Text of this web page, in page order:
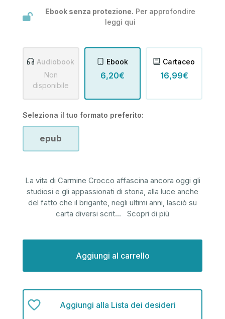
Ebook senza protezione. Per approfondire
leggi qui
Audiobook
Non
disponibile
Ebook
6,20€
Cartaceo
16,99€
Seleziona il tuo formato preferito:
epub
La vita di Carmine Crocco affascina ancora oggi gli
studiosi e gli appassionati di storia, alla luce anche
del fatto che il brigante, negli ultimi anni, lasciò su
carta diversi scrit... Scopri di più
Aggiungi alla Lista dei desideri